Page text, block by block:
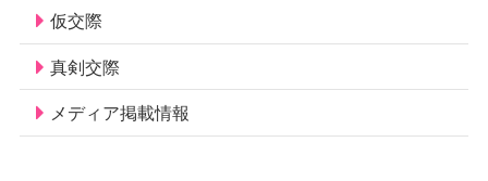
仮交際
真剣交際
メディア掲載情報